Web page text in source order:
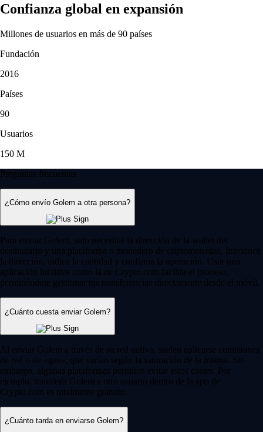
Confianza global en expansión
Millones de usuarios en más de 90 países
Fundación
2016
Países
90
Usuarios
150 M
Preguntas frecuentes
¿Cómo envío Golem a otra persona?
Para enviar Golem, solo necesitas la dirección de la wallet del
destinatario y una plataforma o monedero de criptomonedas. Introduce
la dirección, indica la cantidad y confirma la operación. Usar una
aplicación intuitiva como la de Crypto.com facilita el proceso,
permitiéndote gestionar tus transferencias directamente desde el móvil.
¿Cuánto cuesta enviar Golem?
Al enviar Golem a través de su red nativa, suelen aplicarse comisiones
de red o de «gas», que varían según la saturación de la misma. Sin
embargo, algunas plataformas permiten evitar estos costes. Por
ejemplo, transferir Golem a otro usuario dentro de la app de
Crypto.com es totalmente gratuito.
¿Cuánto tarda en enviarse Golem?